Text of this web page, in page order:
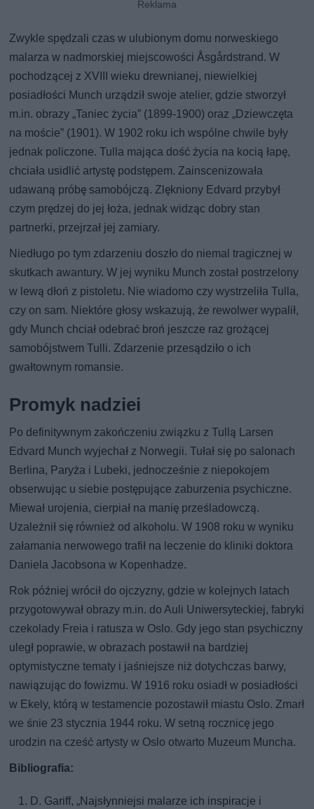
Zwykle spędzali czas w ulubionym domu norweskiego
malarza w nadmorskiej miejscowości Åsgårdstrand. W
pochodzącej z XVIII wieku drewnianej, niewielkiej
posiadłości Munch urządził swoje atelier, gdzie stworzył
m.in. obrazy „Taniec życia” (1899-1900) oraz „Dziewczęta
na moście” (1901). W 1902 roku ich wspólne chwile były
jednak policzone. Tulla mająca dość życia na kocią łapę,
chciała usidlić artystę podstępem. Zainscenizowała
udawaną próbę samobójczą. Zlękniony Edvard przybył
czym prędzej do jej łoża, jednak widząc dobry stan
partnerki, przejrzał jej zamiary.
Niedługo po tym zdarzeniu doszło do niemal tragicznej w
skutkach awantury. W jej wyniku Munch został postrzelony
w lewą dłoń z pistoletu. Nie wiadomo czy wystrzeliła Tulla,
czy on sam. Niektóre głosy wskazują, że rewolwer wypalił,
gdy Munch chciał odebrać broń jeszcze raz grożącej
samobójstwem Tulli. Zdarzenie przesądziło o ich
gwałtownym romansie.
Promyk nadziei
Po definitywnym zakończeniu związku z Tullą Larsen
Edvard Munch wyjechał z Norwegii. Tułał się po salonach
Berlina, Paryża i Lubeki, jednocześnie z niepokojem
obserwując u siebie postępujące zaburzenia psychiczne.
Miewał urojenia, cierpiał na manię prześladowczą.
Uzależnił się również od alkoholu. W 1908 roku w wyniku
załamania nerwowego trafił na leczenie do kliniki doktora
Daniela Jacobsona w Kopenhadze.
Rok później wrócił do ojczyzny, gdzie w kolejnych latach
przygotowywał obrazy m.in. do Auli Uniwersyteckiej, fabryki
czekolady Freia i ratusza w Oslo. Gdy jego stan psychiczny
uległ poprawie, w obrazach postawił na bardziej
optymistyczne tematy i jaśniejsze niż dotychczas barwy,
nawiązując do fowizmu. W 1916 roku osiadł w posiadłości
w Ekely, którą w testamencie pozostawił miastu Oslo. Zmarł
we śnie 23 stycznia 1944 roku. W setną rocznicę jego
urodzin na cześć artysty w Oslo otwarto Muzeum Muncha.
Bibliografia:
D. Gariff, „Najsłynniejsi malarze ich inspiracje i